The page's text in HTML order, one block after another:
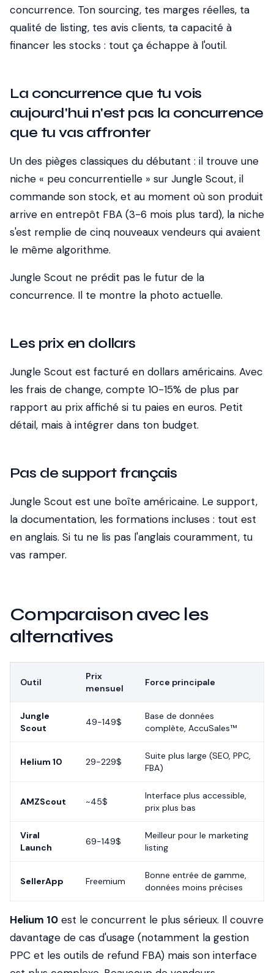
concurrence. Ton sourcing, tes marges réelles, ta
qualité de listing, tes avis clients, ta capacité à
financer les stocks : tout ça échappe à l'outil.
La concurrence que tu vois
aujourd'hui n'est pas la concurrence
que tu vas affronter
Un des pièges classiques du débutant : il trouve une
niche « peu concurrentielle » sur Jungle Scout, il
commande son stock, et au moment où son produit
arrive en entrepôt FBA (3-6 mois plus tard), la niche
s'est remplie de cinq nouveaux vendeurs qui avaient
le même algorithme.
Jungle Scout ne prédit pas le futur de la
concurrence. Il te montre la photo actuelle.
Les prix en dollars
Jungle Scout est facturé en dollars américains. Avec
les frais de change, compte 10-15% de plus par
rapport au prix affiché si tu paies en euros. Petit
détail, mais à intégrer dans ton budget.
Pas de support français
Jungle Scout est une boîte américaine. Le support,
la documentation, les formations incluses : tout est
en anglais. Si tu ne lis pas l'anglais couramment, tu
vas ramper.
Comparaison avec les
alternatives
Outil
Prix
mensuel
Force principale
Jungle
Scout
49-149$
Base de données
complète, AccuSales™
Helium 10 29-229$
Suite plus large (SEO, PPC,
FBA)
AMZScout ~45$
Interface plus accessible,
prix plus bas
Viral
Launch
69-149$
Meilleur pour le marketing
listing
SellerApp Freemium
Bonne entrée de gamme,
données moins précises
Helium 10 est le concurrent le plus sérieux. Il couvre
davantage de cas d'usage (notamment la gestion
PPC et les outils de refund FBA) mais son interface